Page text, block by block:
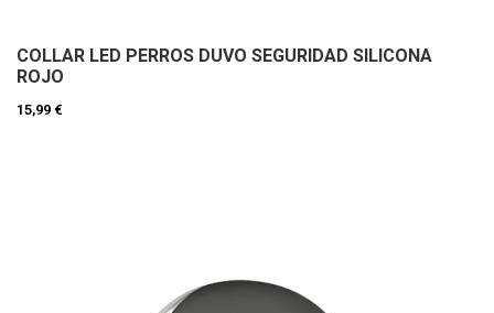
COLLAR LED PERROS DUVO SEGURIDAD SILICONA
ROJO
15,99 €